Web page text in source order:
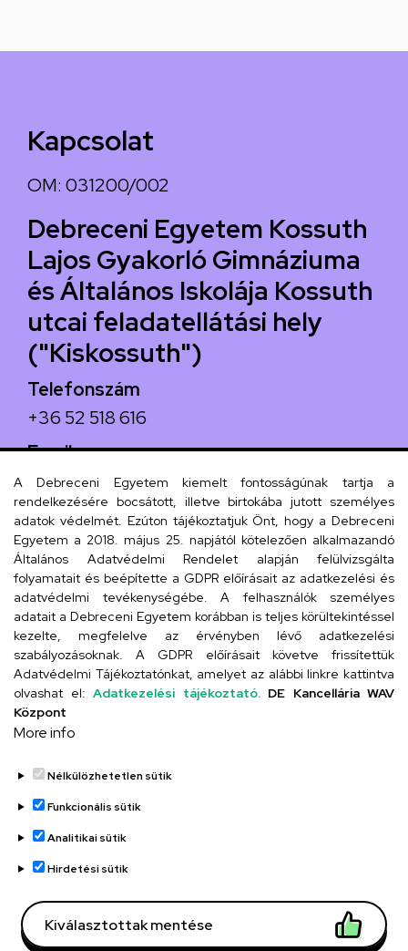
Kapcsolat
OM: 031200/002
Debreceni Egyetem Kossuth
Lajos Gyakorló Gimnáziuma
és Általános Iskolája Kossuth
utcai feladatellátási hely
("Kiskossuth")
Telefonszám
+36 52 518 616
Email
iskola@kossuth-alt.unideb.hu
Cím
4024 Debrecen, Kossuth utca 33.
Szervezeti telefonkönyv
UD telefonkönyv
Adatvédelem
Adatvédelem
Régi oldal
Technikai információk
A Debreceni Egyetem kiemelt fontosságúnak tartja a
rendelkezésére bocsátott, illetve birtokába jutott személyes
adatok védelmét. Ezúton tájékoztatjuk Önt, hogy a Debreceni
Egyetem a 2018. május 25. napjától kötelezően alkalmazandó
Általános Adatvédelmi Rendelet alapján felülvizsgálta
folyamatait és beépítette a GDPR előírásait az adatkezelési és
adatvédelmi tevékenységébe. A felhasználók személyes
adatait a Debreceni Egyetem korábban is teljes körültekintéssel
kezelte, megfelelve az érvényben lévő adatkezelési
szabályozásoknak. A GDPR előírásait követve frissítettük
Adatvédelmi Tájékoztatónkat, amelyet az alábbi linkre kattintva
olvashat el: Adatkezelési tájékoztató. DE Kancellária WAV
Központ
More info
Nélkülözhetetlen sütik
Funkcionális sütik
Analitikai sütik
Hirdetési sütik
Kiválasztottak mentése